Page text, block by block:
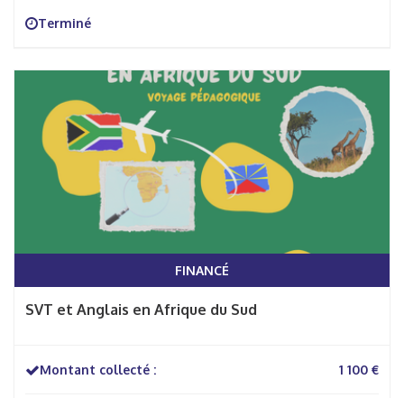
Terminé
FINANCÉ
SVT et Anglais en Afrique du Sud
Montant collecté : 1 100 €